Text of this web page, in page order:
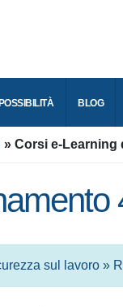
POSSIBILITÀ
Corsi e-
sul lavoro»